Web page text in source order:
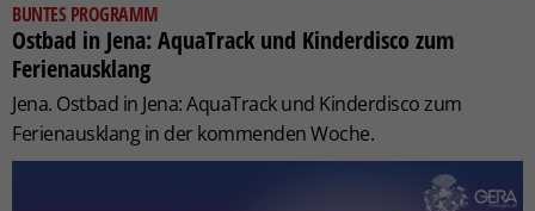
BUNTES PROGRAMM
Ostbad in Jena: AquaTrack und Kinderdisco zum
Ferienausklang
Jena. Ostbad in Jena: AquaTrack und Kinderdisco zum
Ferienausklang in der kommenden Woche.